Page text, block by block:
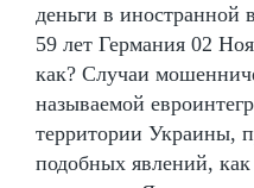
деньги в иностранной
59 лет Германия 02
как? Случаи
называемой
территории Украины,
подобных явлений, как